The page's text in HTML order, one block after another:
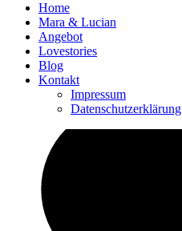
Home
Mara & Lucian
Angebot
Lovestories
Blog
Kontakt
Impressum
Datenschutzerklärung